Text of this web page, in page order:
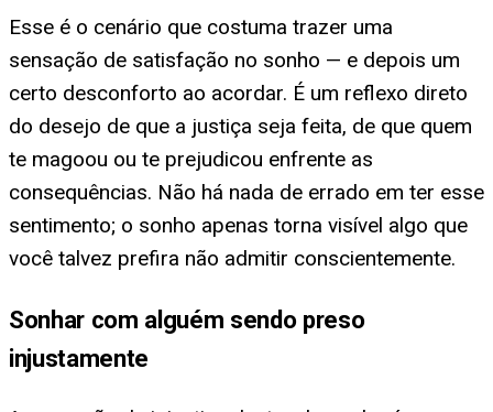
Esse é o cenário que costuma trazer uma
sensação de satisfação no sonho — e depois um
certo desconforto ao acordar. É um reflexo direto
do desejo de que a justiça seja feita, de que quem
te magoou ou te prejudicou enfrente as
consequências. Não há nada de errado em ter esse
sentimento; o sonho apenas torna visível algo que
você talvez prefira não admitir conscientemente.
Sonhar com alguém sendo preso
injustamente